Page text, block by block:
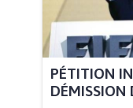
PÉTITION
DÉMISSION